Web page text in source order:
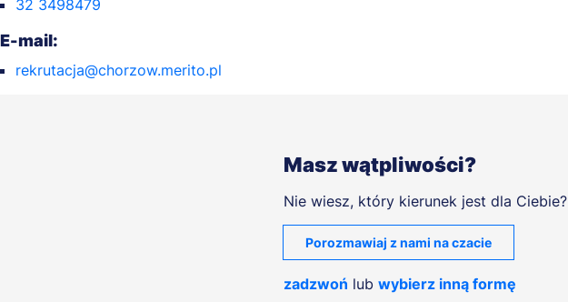
32 3498479
E-mail:
rekrutacja@chorzow.merito.pl
Masz wątpliwości?
Nie wiesz, który kierunek jest dla Ciebie?
Porozmawiaj z nami na czacie
zadzwoń lub wybierz inną formę